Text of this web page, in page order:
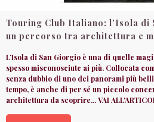
Touring Club Italiano: l’Isola di
un percorso tra architettura e
L’Isola di San Giorgio è una di quelle
spesso misconosciute ai più. Collocata
senza dubbio di uno dei panorami più
tempo, è anche di per sé un piccolo
architettura da scoprire... VAI